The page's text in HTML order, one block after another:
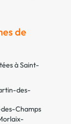
de
à Saint-
des-
des-Champs